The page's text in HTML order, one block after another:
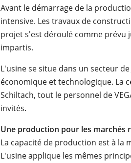
Avant le démarrage de la
intensive. Les travaux de
projet s'est déroulé comme prévu
impartis.
L'usine se situe dans un secteur
économique et technologique. La
Schiltach, tout le personnel de
invités.
Une production pour les marchés
La capacité de production est à la
L'usine applique les mêmes